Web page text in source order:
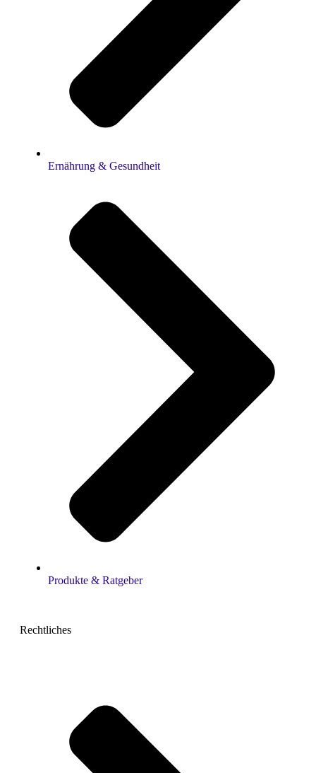
Ernährung & Gesundheit
Produkte & Ratgeber
Rechtliches